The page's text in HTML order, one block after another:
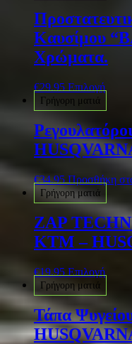
Καυσίμου
Χρώματα.
€29.95 Επιλογή
Γρήγορη ματιά
€34.95 Προσθήκη
Γρήγορη ματιά
ZAP
KTM –
€19.95 Επιλογή
Γρήγορη ματιά
Τάπα